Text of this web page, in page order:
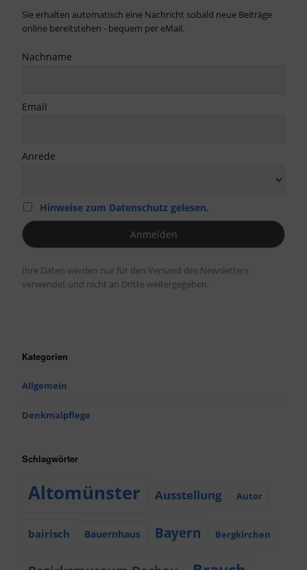
Sie erhalten automatisch eine Nachricht sobald neue Beiträge
online bereitstehen - bequem per eMail.
Nachname
Email
Anrede
Hinweise zum Datenschutz gelesen.
Ihre Daten werden nur für den Versand des Newsletters
verwendet und nicht an Dritte weitergegeben.
Kategorien
Allgemein
Denkmalpflege
Schlagwörter
Altomünster Ausstellung Autor
bairisch Bauernhaus Bayern Bergkirchen